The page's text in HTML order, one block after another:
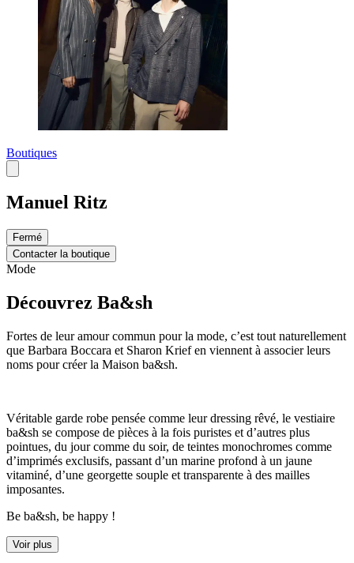
Boutiques
Manuel Ritz
Fermé
Contacter la boutique
Mode
Découvrez Ba&sh
Fortes de leur amour commun pour la mode, c’est tout naturellement
que Barbara Boccara et Sharon Krief en viennent à associer leurs
noms pour créer la Maison ba&sh.
Véritable garde robe pensée comme leur dressing rêvé, le vestiaire
ba&sh se compose de pièces à la fois puristes et d’autres plus
pointues, du jour comme du soir, de teintes monochromes comme
d’imprimés exclusifs, passant d’un marine profond à un jaune
vitaminé, d’une georgette souple et transparente à des mailles
imposantes.
Be ba&sh, be happy !
Voir plus